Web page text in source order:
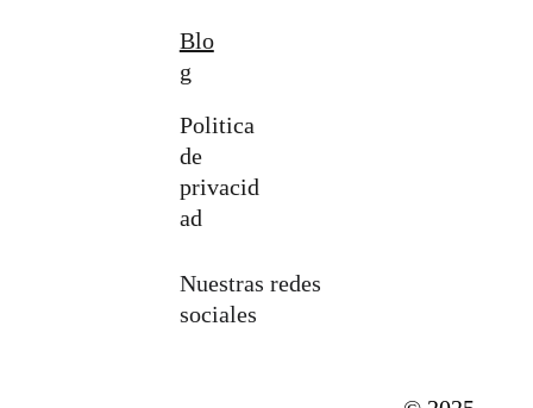
Nuestras redes
sociales
Blo
g
Politica
de
privacid
ad